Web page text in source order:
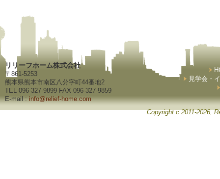
リリーフホーム株式会社
〒861-5253
熊本県熊本市南区八分字町44番地2
TEL 096-327-9899 FAX 096-327-9859
E-mail :info@relief-home.com
見学会・
Copyright c 2011-2026,